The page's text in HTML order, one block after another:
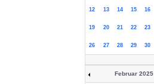
12 13 14 15 16
19 20 21 22 23
26 27 28 29 30
Februar 2025